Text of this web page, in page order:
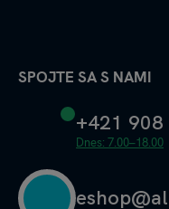
SPOJTE SA S NAMI
+421
Dnes: 7.00–18.00